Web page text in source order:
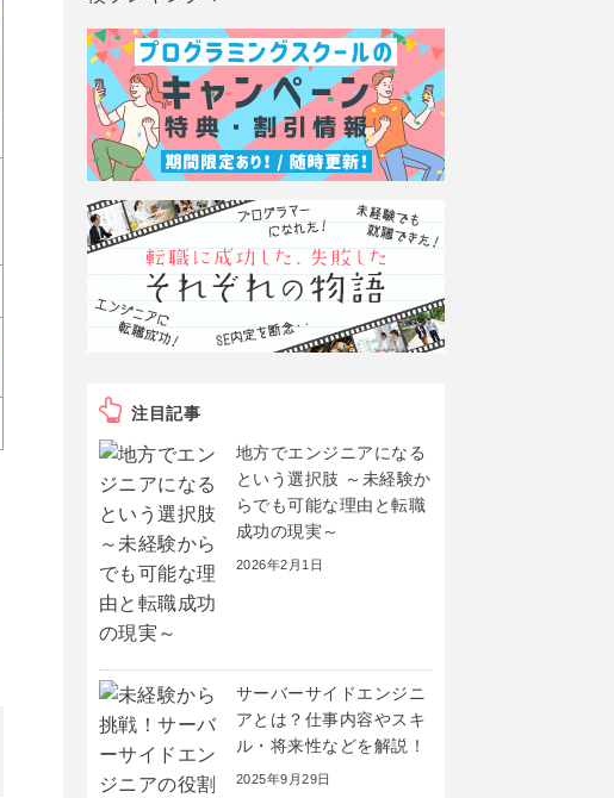
注目記事
地方でエンジニアになる
という選択肢 ～未経験か
らでも可能な理由と転職
成功の現実～
2026年2月1日
サーバーサイドエンジニ
アとは？仕事内容やスキ
ル・将来性などを解説！
2025年9月29日